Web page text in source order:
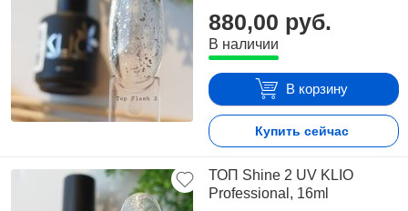
880,00 руб.
В наличии
В корзину
Купить сейчас
ТОП Shine 2 UV KLIO
Professional, 16ml